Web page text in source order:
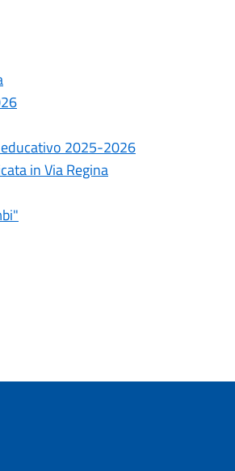
2025-2026
in Via Regina